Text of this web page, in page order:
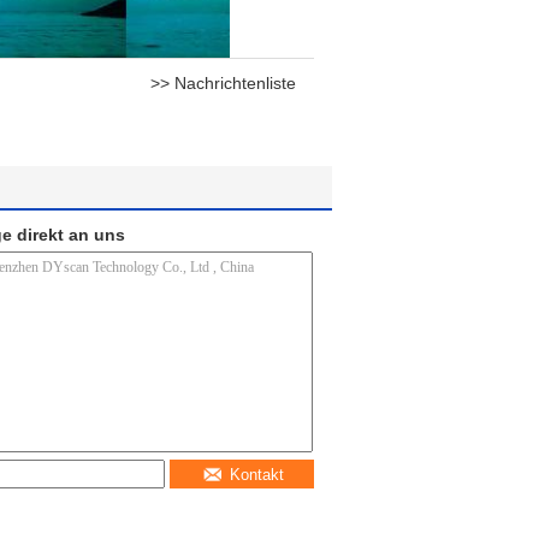
>> Nachrichtenliste
direkt an uns
Kontakt